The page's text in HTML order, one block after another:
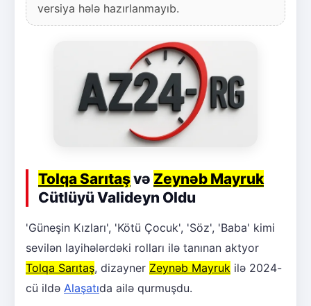
versiya hələ hazırlanmayıb.
Tolqa Sarıtaşvə Zeynəb Mayruk
Cütlüyü Valideyn Oldu
'Güneşin Kızları', 'Kötü Çocuk', 'Söz', 'Baba' kimi
sevilən layihələrdəki rolları ilə tanınan aktyor
Tolqa Sarıtaş, dizayner Zeynəb Mayruk ilə 2024-
cü ildə Alaşatıda ailə qurmuşdu.